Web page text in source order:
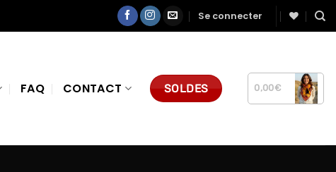
Se connecter
FAQ CONTACT SOLDES 0,00€